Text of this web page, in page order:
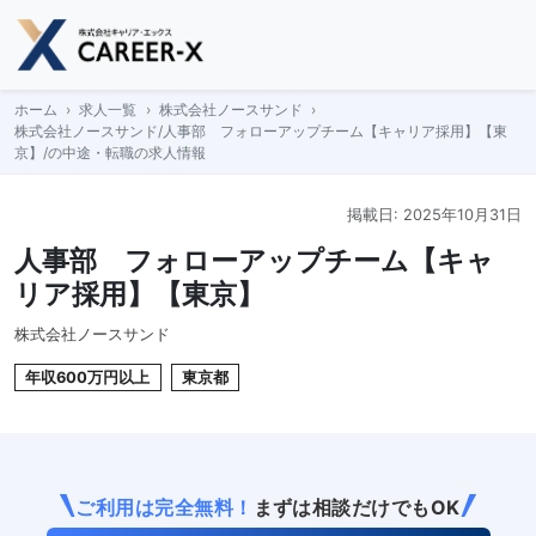
Skip
content
ホーム 求人一覧
株式会社ノースサンド
株式会社ノースサンド/人事部 フォローアップチーム【キャリア採用】【東
京】/の中途・転職の求人情報
掲載日: 2025年10月31日
人事部 フォローアップチーム【キャ
リア採用】【東京】
株式会社ノースサンド
年収600万円以上 東京都
ご利用は完全無料！ まずは相談だけでもOK